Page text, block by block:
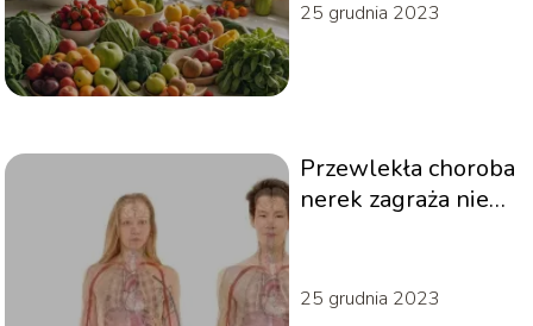
25 grudnia 2023
Przewlekła choroba
nerek zagraża nie
25 grudnia 2023